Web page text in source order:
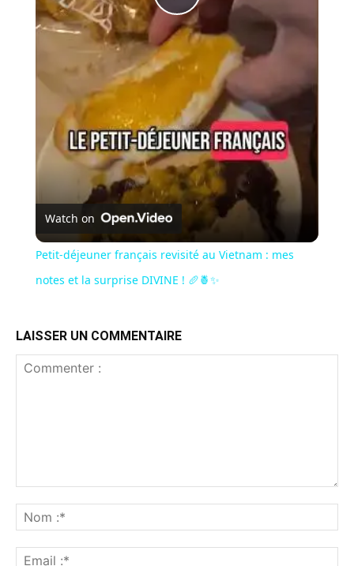
Play
Video
Watch on
Petit-déjeuner français revisité au Vietnam : mes
notes et la surprise DIVINE ! 🥖🍍✨
LAISSER UN COMMENTAIRE